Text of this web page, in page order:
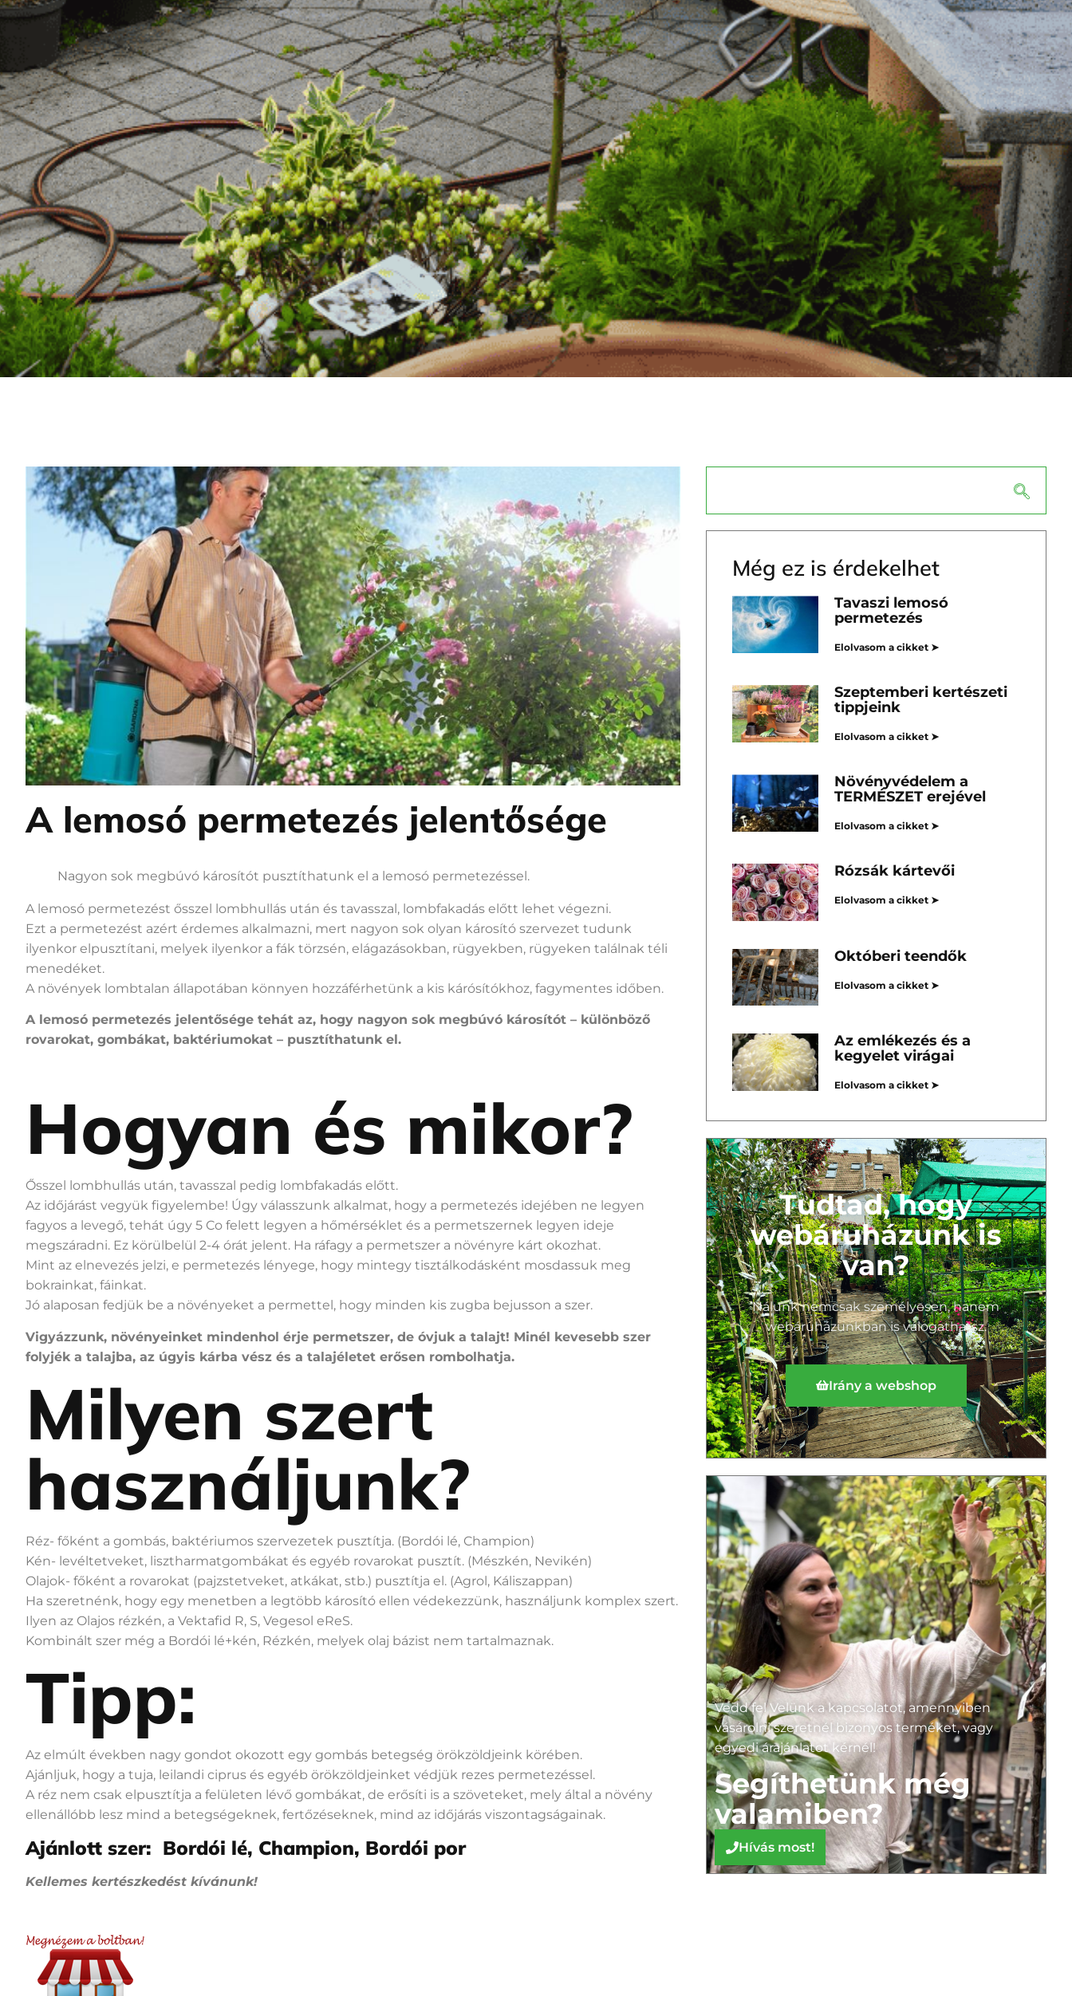
A lemosó permetezés jelentősége
Nagyon sok megbúvó károsítót pusztíthatunk el a lemosó permetezéssel.
A lemosó permetezést ősszel lombhullás után és tavasszal, lombfakadás előtt lehet végezni.
Ezt a permetezést azért érdemes alkalmazni, mert nagyon sok olyan károsító szervezet tudunk
ilyenkor elpusztítani, melyek ilyenkor a fák törzsén, elágazásokban, rügyekben, rügyeken találnak téli
menedéket.
A növények lombtalan állapotában könnyen hozzáférhetünk a kis kárósítókhoz, fagymentes időben.
A lemosó permetezés jelentősége tehát az, hogy nagyon sok megbúvó károsítót – különböző
rovarokat, gombákat, baktériumokat – pusztíthatunk el.
Hogyan és mikor?
Ősszel lombhullás után, tavasszal pedig lombfakadás előtt.
Az időjárást vegyük figyelembe! Úgy válasszunk alkalmat, hogy a permetezés idejében ne legyen
fagyos a levegő, tehát úgy 5 Co felett legyen a hőmérséklet és a permetszernek legyen ideje
megszáradni. Ez körülbelül 2-4 órát jelent. Ha ráfagy a permetszer a növényre kárt okozhat.
Mint az elnevezés jelzi, e permetezés lényege, hogy mintegy tisztálkodásként mosdassuk meg
bokrainkat, fáinkat.
Jó alaposan fedjük be a növényeket a permettel, hogy minden kis zugba bejusson a szer.
Vigyázzunk, növényeinket mindenhol érje permetszer, de óvjuk a talajt! Minél kevesebb szer
folyjék a talajba, az úgyis kárba vész és a talajéletet erősen rombolhatja.
Milyen szert
használjunk?
Réz- főként a gombás, baktériumos szervezetek pusztítja. (Bordói lé, Champion)
Kén- levéltetveket, lisztharmatgombákat és egyéb rovarokat pusztít. (Mészkén, Nevikén)
Olajok- főként a rovarokat (pajzstetveket, atkákat, stb.) pusztítja el. (Agrol, Káliszappan)
Ha szeretnénk, hogy egy menetben a legtöbb károsító ellen védekezzünk, használjunk komplex szert.
Ilyen az Olajos rézkén, a Vektafid R, S, Vegesol eReS.
Kombinált szer még a Bordói lé+kén, Rézkén, melyek olaj bázist nem tartalmaznak.
Tipp:
Az elmúlt években nagy gondot okozott egy gombás betegség örökzöldjeink körében.
Ajánljuk, hogy a tuja, leilandi ciprus és egyéb örökzöldjeinket védjük rezes permetezéssel.
A réz nem csak elpusztítja a felületen lévő gombákat, de erősíti is a szöveteket, mely által a növény
ellenállóbb lesz mind a betegségeknek, fertőzéseknek, mind az időjárás viszontagságainak.
Ajánlott szer: Bordói lé, Champion, Bordói por
Kellemes kertészkedést kívánunk!
Még ez is érdekelhet
Tavaszi lemosó
permetezés
Elolvasom a cikket ➤
Szeptemberi kertészeti
tippjeink
Elolvasom a cikket ➤
Növényvédelem a
TERMÉSZET erejével
Elolvasom a cikket ➤
Rózsák kártevői
Elolvasom a cikket ➤
Októberi teendők
Elolvasom a cikket ➤
Az emlékezés és a
kegyelet virágai
Elolvasom a cikket ➤
Tudtad, hogy
webáruházunk is
van?
Nálunk nemcsak személyesen, hanem
webáruházunkban is válogathatsz.
Irány a webshop
Vedd fel Velünk a kapcsolatot, amennyiben
vásárolni szeretnél bizonyos terméket, vagy
egyedi árajánlatot kérnél!
Segíthetünk még
valamiben?
Hívás most!